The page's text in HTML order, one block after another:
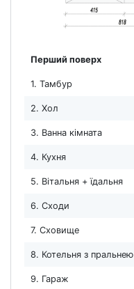
Перший поверх
1. Тамбур
2. Хол
3. Ванна кімната
4. Кухня
5. Вітальня + їдальня
6. Сходи
7. Сховище
8. Котельня з пральнею
9. Гараж